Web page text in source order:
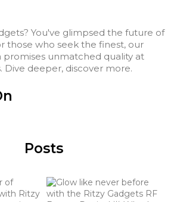
You've glimpsed the future of
those who seek the finest, our
unmatched quality at
Dive deeper, discover more.
Posts